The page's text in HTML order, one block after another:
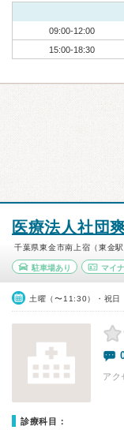
09:00-12:00
15:00-18:30
医療法人社団
千葉県東金市南上宿（東金駅
駐車場あり マイ
土曜（〜11:30）・祝日
ア
診療科目：